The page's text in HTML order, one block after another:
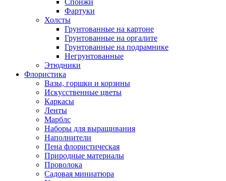
Спонжи
Фартуки
Холсты
Грунтованные на картоне
Грунтованные на оргалите
Грунтованные на подрамнике
Негрунтованные
Этюдники
Флористика
Вазы, горшки и корзины
Искусственные цветы
Каркасы
Ленты
Марблс
Наборы для выращивания
Наполнители
Пена флористическая
Природные материалы
Проволока
Садовая миниатюра